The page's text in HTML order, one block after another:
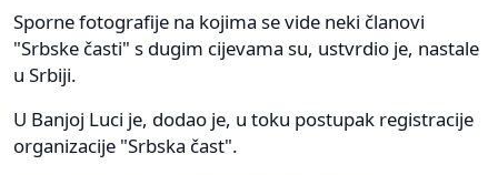
Sporne fotografije na kojima se vide neki članovi
"Srbske časti" s dugim cijevama su, ustvrdio je, nastale
u Srbiji.
U Banjoj Luci je, dodao je, u toku postupak registracije
organizacije "Srbska čast".